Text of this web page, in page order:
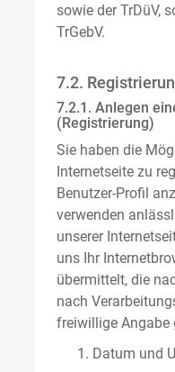
sowie der TrDüV,
TrGebV.
7.2.
7.2.1. Anlegen
(Registrierung)
Sie haben die
Internetseite zu
Benutzer-Profil
verwenden
unserer
uns Ihr
übermittelt, die
nach
freiwillige Angabe
Datum und